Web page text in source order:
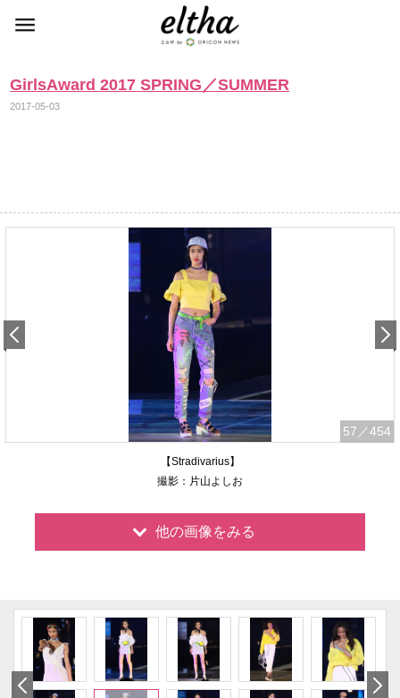
GirlsAward 2017 SPRING／SUMMER
2017-05-03
57 ／454
【Stradivarius】
撮影：片山よしお
他の画像をみる